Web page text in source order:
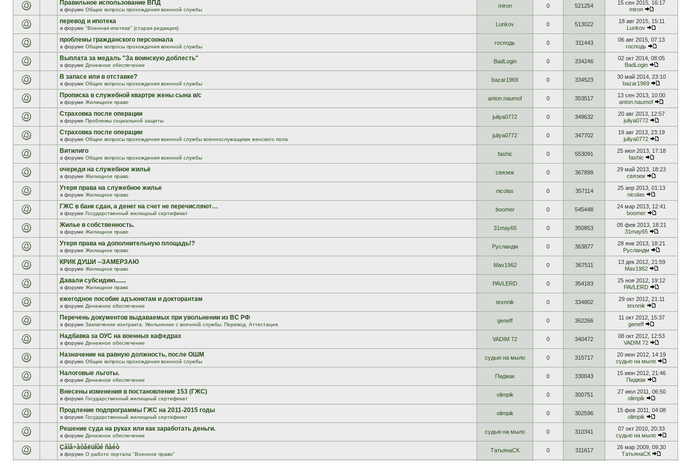
Правильное использование ВПД
в форуме Общие вопросы прохождения военной службы
miron 0 521254
15 сен 2015, 16:17
miron
перевод и ипотека
в форуме "Военная ипотека" (старая редакция)
Lunkov 0 513022
18 авг 2015, 15:11
Lunkov
проблемы гражданского персоонала
в форуме Общие вопросы прохождения военной службы
господь 0 311443
06 авг 2015, 07:13
господь
Выплата за медаль "За воинскую доблесть"
в форуме Денежное обеспечение
BadLogin 0 334246
02 окт 2014, 08:05
BadLogin
В запасе или в отставке?
в форуме Общие вопросы прохождения военной службы
bazar1969 0 334523
30 май 2014, 23:10
bazar1969
Прописка в служебной квартре жены сына в/с
в форуме Жилищное право
anton.naumof 0 353517
13 сен 2013, 10:00
anton.naumof
Страховка после операции
в форуме Проблемы социальной защиты
juliya0772 0 349632
20 авг 2013, 12:57
juliya0772
Страховка после операции
в форуме Общие вопросы прохождения военной службы военнослужащими женского пола
juliya0772 0 347702
19 авг 2013, 23:19
juliya0772
Витилиго
в форуме Общие вопросы прохождения военной службы
fashic 0 553091
25 июл 2013, 17:18
fashic
очереди на служебное жильё
в форуме Жилищное право
связюк 0 367899
29 май 2013, 18:23
связюк
Утеря права на служебное жилье
в форуме Жилищное право
nicolas 0 357114
25 апр 2013, 01:13
nicolas
ГЖС в банк сдан, а денег на счет не перечисляют…
в форуме Государственный жилищный сертификат
boomer 0 545448
24 мар 2013, 12:41
boomer
Жилье в собственность.
в форуме Жилищное право
31may65 0 350853
05 фев 2013, 18:21
31may65
Утеря права на дополнительную площадь!?
в форуме Жилищное право
Русландм 0 363877
28 янв 2013, 18:21
Русландм
КРИК ДУШИ --ЗАМЕРЗАЮ
в форуме Жилищное право
Mav1962 0 367511
13 дек 2012, 21:59
Mav1962
Давали субсидию.......
в форуме Жилищное право
PAVLERD 0 354183
25 ноя 2012, 19:12
PAVLERD
ежегодное пособие адъюнктам и докторантам
в форуме Денежное обеспечение
texnnik 0 334802
29 окт 2012, 21:11
texnnik
Перечень документов выдаваемых при увольнении из ВС РФ
в форуме Заключение контракта. Увольнение с военной службы. Перевод. Аттестация.
geneff 0 362266
11 окт 2012, 15:37
geneff
Надбавка за ОУС на военных кафедрах
в форуме Денежное обеспечение
VADIM 72 0 340472
08 окт 2012, 12:53
VADIM 72
Назначение на равную должность, после ОШМ
в форуме Общие вопросы прохождения военной службы
судью на мыло 0 315717
20 июн 2012, 14:19
судью на мыло
Налоговые льготы.
в форуме Денежное обеспечение
Пиджак 0 330043
15 июн 2012, 21:46
Пиджак
Внесены изменения в постановление 153 (ГЖС)
в форуме Государственный жилищный сертификат
olimpik 0 300751
27 июл 2011, 06:50
olimpik
Продление подпрограммы ГЖС на 2011-2015 годы
в форуме Государственный жилищный сертификат
olimpik 0 302596
15 фев 2011, 04:08
olimpik
Решение суда на руках или как заработать деньги.
в форуме Денежное обеспечение
судью на мыло 0 310341
07 окт 2010, 20:33
судью на мыло
Çàìå÷àòåëüíûé ñàéò
в форуме О работе портала "Военное право"
ТатьянаСК 0 311617
26 мар 2009, 09:30
ТатьянаСК